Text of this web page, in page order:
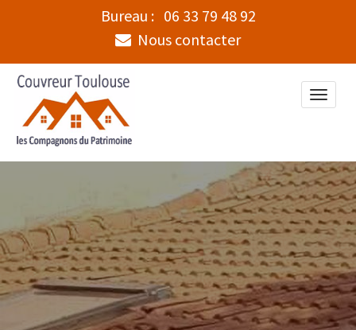
Bureau : 06 33 79 48 92
Nous contacter
Toggle